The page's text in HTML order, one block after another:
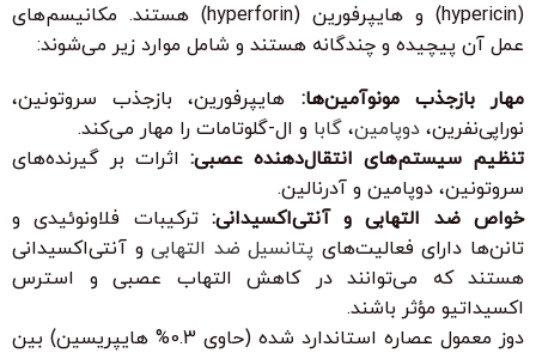
(hypericin) و هایپرفورین (hyperforin) هستند. مکانیسم‌های
عمل آن پیچیده و چندگانه هستند و شامل موارد زیر می‌شوند:
مهار بازجذب مونوآمین‌ها: هایپرفورین، بازجذب سروتونین،
نوراپی‌نفرین، دوپامین، گابا و ال-گلوتامات را مهار می‌کند.
تنظیم سیستم‌های انتقال‌دهنده عصبی: اثرات بر گیرنده‌های
سروتونین، دوپامین و آدرنالین.
خواص ضد التهابی و آنتی‌اکسیدانی: ترکیبات فلاونوئیدی و
تانن‌ها دارای فعالیت‌های پتانسیل ضد التهابیو آنتی‌اکسیدانی
هستند که می‌توانند در کاهش التهاب عصبی و استرس
اکسیداتیو مؤثر باشند.
دوز معمول عصاره استاندارد شده (حاوی 0.3% هایپریسین) بین